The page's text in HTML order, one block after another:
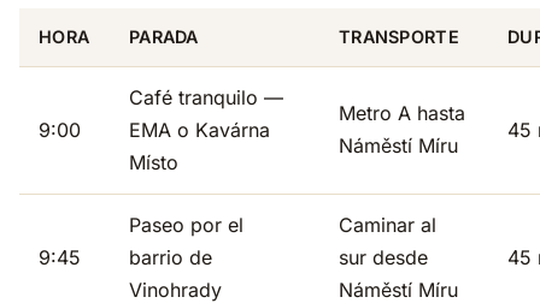
HORA PARADA TRANSPORTE
9:00
Café tranquilo —
EMA o Kavárna
Místo
Metro A hasta
Náměstí Míru
45
9:45
Paseo por el
barrio de
Vinohrady
Caminar al
sur desde
Náměstí Míru
45